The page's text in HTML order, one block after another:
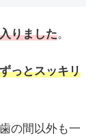
りました。
ずっとスッキリ
の間以外も一